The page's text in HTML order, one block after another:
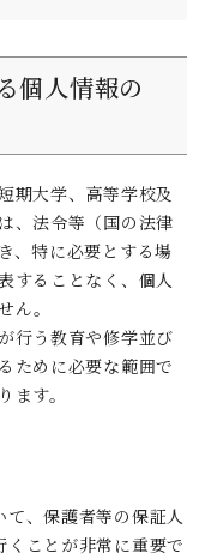
個人情報の
期大学、高等学校及
、法令等（国の法律
、特に必要とする場
することなく、個人
ん。
行う教育や修学並び
ために必要な範囲で
す。
、保護者等の保証人
くことが非常に重要で